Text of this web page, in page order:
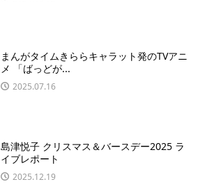
まんがタイムきららキャラット発のTVアニ
メ 「ばっどが...
2025.07.16
島津悦子 クリスマス＆バースデー2025 ラ
イブレポート
2025.12.19